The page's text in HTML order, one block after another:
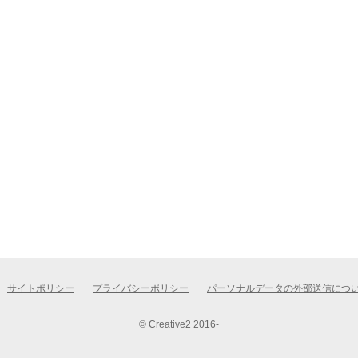
サイトポリシー プライバシーポリシー パーソナルデータの外部送信につ
© Creative2 2016-